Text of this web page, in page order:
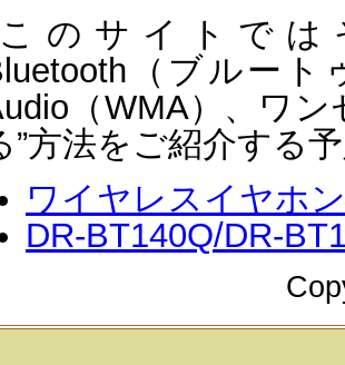
このサイトでは
（ブルート
（WMA）、ワ
”方法をご紹介する
ワイヤレスイヤホ
DR-BT140Q/DR-